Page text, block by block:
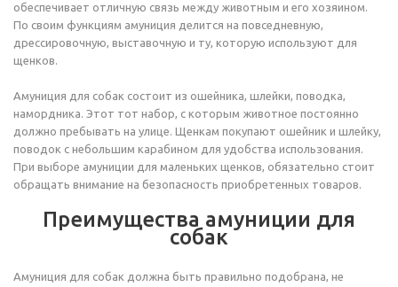
обеспечивает отличную связь между животным и его хозяином.
По своим функциям амуниция делится на повседневную,
дрессировочную, выставочную и ту, которую используют для
щенков.
Амуниция для собак состоит из ошейника, шлейки, поводка,
намордника. Этот тот набор, с которым животное постоянно
должно пребывать на улице. Щенкам покупают ошейник и шлейку,
поводок с небольшим карабином для удобства использования.
При выборе амуниции для маленьких щенков, обязательно стоит
обращать внимание на безопасность приобретенных товаров.
Преимущества амуниции для
собак
Амуниция для собак должна быть правильно подобрана, не